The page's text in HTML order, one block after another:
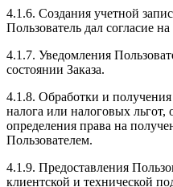
4.1.6. Создания учетной
Пользователь дал согласие
4.1.7. Уведомления
состоянии Заказа.
4.1.8. Обработки и
налога или налоговых льгот,
определения права на
Пользователем.
4.1.9. Предоставления
клиентской и технической